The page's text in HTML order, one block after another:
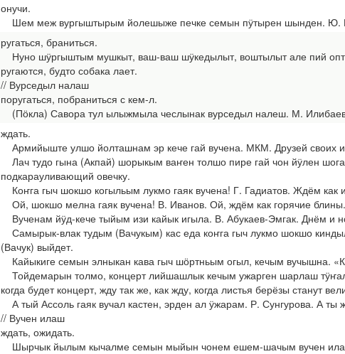
онучи.
Шем меж вургыштырым йолешыже печке семын пӱтырен шынден. Ю.
ругаться, браниться.
Нуно шӱргыштым мушкыт, ваш-ваш шӱкедылыт, воштылыт але пий
ругаются, будто собака лает.
// Вурседыл налаш
поругаться, побраниться с кем-л.
(Пӧкла) Савора тул ылыжмыла чеслынак вурседыл налеш. М.
ждать.
Армийыште улшо йолташнам эр кече гай вучена. МКМ. Друзей своих
Лач тудо гына (Акпай) шорыкым ваҥен толшо пире гай чон йӱлен
подкарауливающий овечку.
Коҥга гыч шокшо когыльым лукмо гаяк вучена! Г. Гадиатов. Ждём как
Ой, шокшо мелна гаяк вучена! В. Иванов. Ой, ждём как горячие блины.
Вученам йӱд-кече тыйым изи кайык игыла. В. Абукаев-Эмгак. Днём и
Самырык-влак тудым (Вачукым) кас еда коҥга гыч лукмо шокшо
(Вачук) выйдет.
Кайыкиге семын элныкан кава гыч шӧртньым огыл, кечым вучышна.
Тойдемарын толмо, концерт лийшашлык кечым ужарген шарлаш
когда будет концерт, жду так же, как жду, когда листья берёзы станут
А тый Ассоль гаяк вучал кастен, эрден ал ӱжарам. Р. Сунгурова. А
// Вучен илаш
ждать, ожидать.
Шырчык йылым кычалме семын мыйын чонем ешем-шачым вучен ила.